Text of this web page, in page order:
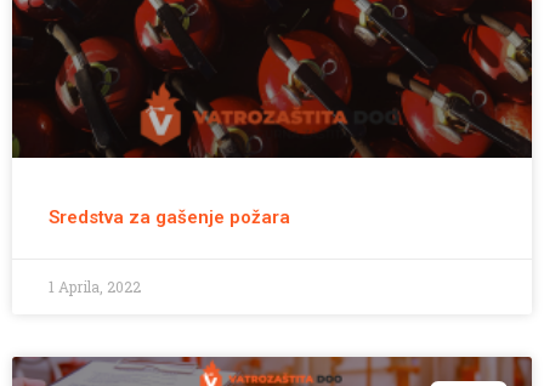
Sredstva za gašenje požara
1 Aprila, 2022